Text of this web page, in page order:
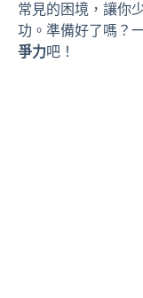
常見的困境，讓你
功。準備好了嗎？
爭力吧！